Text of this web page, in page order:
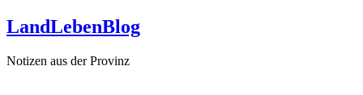
Zum
Inhalt
LandLebenBlog
Notizen aus der Provinz